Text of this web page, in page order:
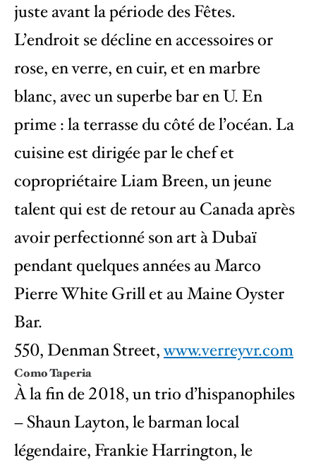
juste avant la période des Fêtes.
L’endroit se décline en accessoires or
rose, en verre, en cuir, et en marbre
blanc, avec un superbe bar en U. En
prime : la terrasse du côté de l’océan. La
cuisine est dirigée par le chef et
copropriétaire Liam Breen, un jeune
talent qui est de retour au Canada après
avoir perfectionné son art à Dubaï
pendant quelques années au Marco
Pierre White Grill et au Maine Oyster
Bar.
550, Denman Street,www.verreyvr.com
Como Taperia
À la fin de 2018, un trio d’hispanophiles
– Shaun Layton, le barman local
légendaire, Frankie Harrington, le